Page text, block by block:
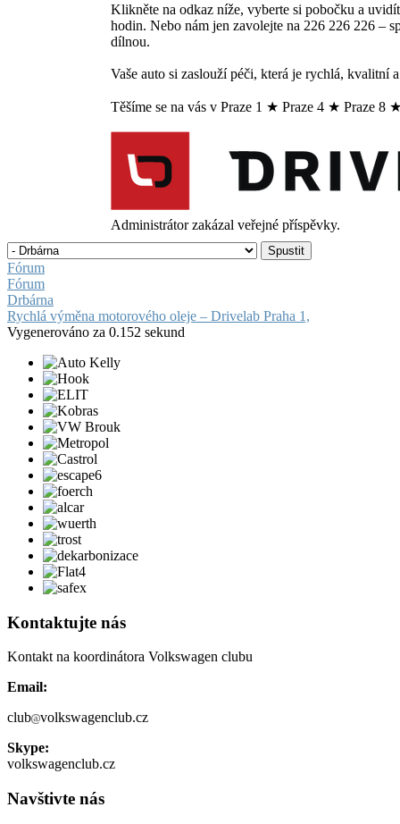
Klikněte na odkaz níže, vyberte si pobočku a
hodin. Nebo nám jen zavolejte na 226 226 226 –
dílnou.
Vaše auto si zaslouží péči, která je rychlá, kvalitní
Těšíme se na vás v Praze 1 ★ Praze 4 ★ Praze 8
Administrátor zakázal veřejné příspěvky.
Fórum
Fórum
Drbárna
Rychlá výměna motorového oleje – Drivelab Praha 1,
Vygenerováno za 0.152 sekund
Kontaktujte nás
Kontakt na koordinátora Volkswagen clubu
Email:
club volkswagenclub.cz
Skype:
volkswagenclub.cz
Navštivte nás